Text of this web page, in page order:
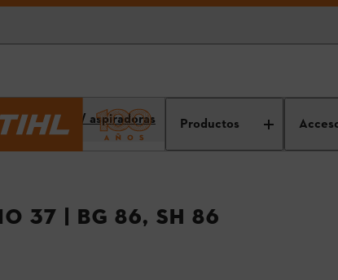
Productos
/ picadoras / aspiradoras
37 | BG 86, SH 86